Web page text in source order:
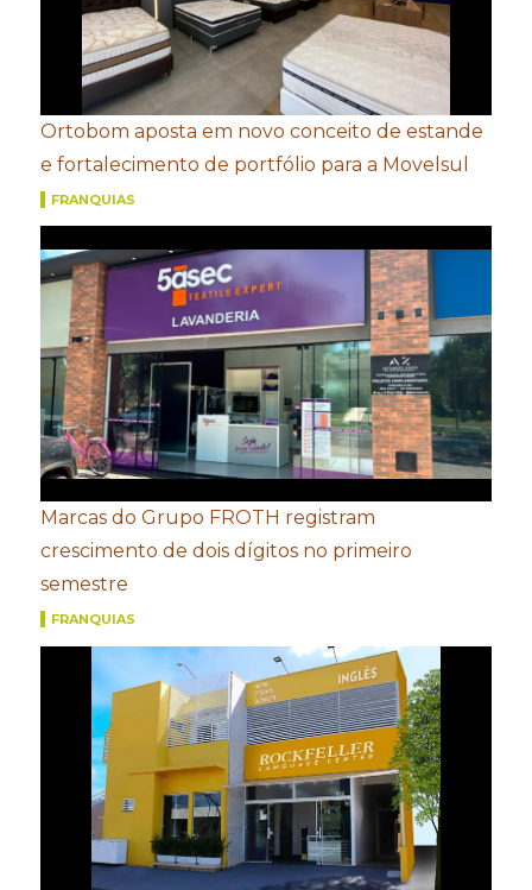
Ortobom aposta em novo conceito de estande
e fortalecimento de portfólio para a Movelsul
FRANQUIAS
Marcas do Grupo FROTH registram
crescimento de dois dígitos no primeiro
semestre
FRANQUIAS